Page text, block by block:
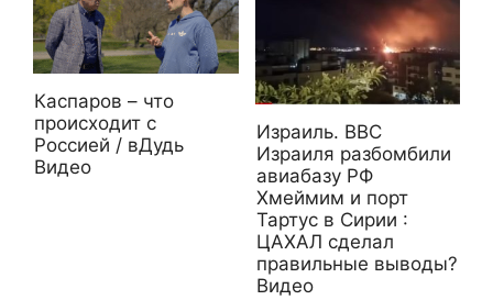
Каспаров – что
происходит с
Россией / вДудь
Видео
Израиль. ВВС
Израиля разбомбили
авиабазу РФ
Хмеймим и порт
Тартус в Сирии :
ЦАХАЛ сделал
правильные выводы?
Видео